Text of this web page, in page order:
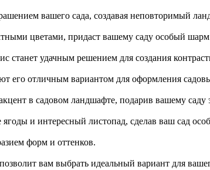
вашего сада, создавая неповторимый
цветами, придаст вашему саду особый
станет удачным решением для создания
его отличным вариантом для оформления
в садовом ландшафте, подарив вашему саду
и интересный листопад, сделав ваш сад
форм и оттенков.
вам выбрать идеальный вариант для